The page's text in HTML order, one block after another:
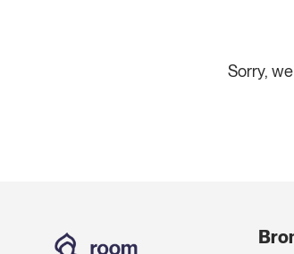
Sorry,